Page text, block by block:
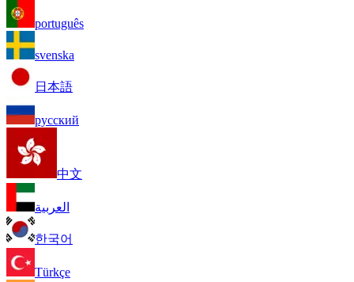
português
svenska
日本語
русский
中文
العربية
한국어
Türkçe